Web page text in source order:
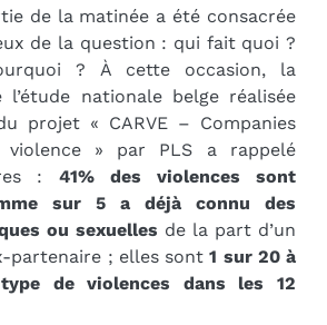
de la matinée a été consacrée
de la question : qui fait quoi ?
? À cette occasion, la
l’étude nationale belge réalisée
projet « CARVE – Companies
violence » par PLS a rappelé
: 41% des violences sont
sur 5 a déjà connu des
ou sexuelles de la part d’un
partenaire ; elles sont1 sur 20 à
de violences dans les 12